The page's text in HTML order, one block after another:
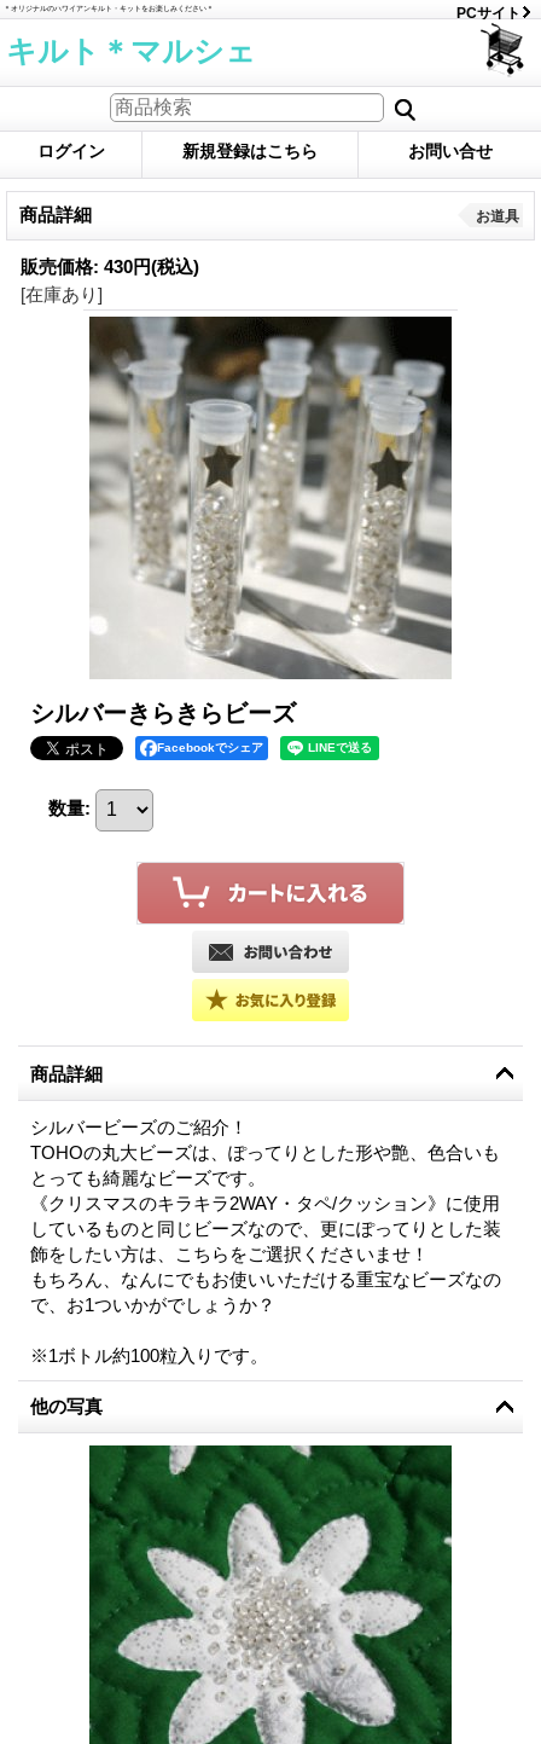
＊オリジナルのハワイアンキルト・キットをお楽しみください＊ PCサイト
キルト＊マルシェ
ログイン 新規登録はこちら お問い合せ
商品詳細 お道具
販売価格: 430円(税込)
[在庫あり]
シルバーきらきらビーズ
Facebookでシェア
数量:
商品詳細
シルバービーズのご紹介！
TOHOの丸大ビーズは、ぽってりとした形や艶、色合いも
とっても綺麗なビーズです。
《クリスマスのキラキラ2WAY・タペ/クッション》に使用
しているものと同じビーズなので、更にぽってりとした装
飾をしたい方は、こちらをご選択くださいませ！
もちろん、なんにでもお使いいただける重宝なビーズなの
で、お1ついかがでしょうか？
※1ボトル約100粒入りです。
他の写真